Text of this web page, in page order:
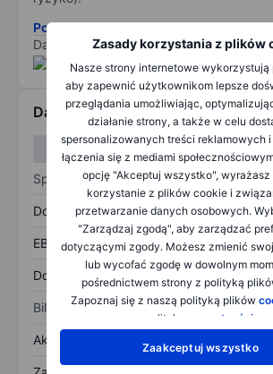
Zasady korzystania z plików
Nasze strony internetowe wykorzystują
aby zapewnić użytkownikom lepsze
przeglądania umożliwiając,
działanie strony, a także w celu
spersonalizowanych treści reklamowych
łączenia się z mediami
opcję "Akceptuj wszystko", wyrażasz
korzystanie z plików cookie i
przetwarzanie danych osobowych.
"Zarządzaj zgodą", aby zarządzać
dotyczącymi zgody. Możesz zmienić
lub wycofać zgodę w dowolnym
pośrednictwem strony z polityką
Zapoznaj się z naszą polityką plików
polityką
prywatności
Zaakceptuj wszystko
Pobierz metodologię ryzyka ESG.
Dane dostarczone przez
Dane finansowe
W I kw.
Sprawozdanie z zysków
Dochód XXXXXXX
EBITDA XXXXXXX
Dochód netto XXXXXXX
Bilans
Aktywa ogółem